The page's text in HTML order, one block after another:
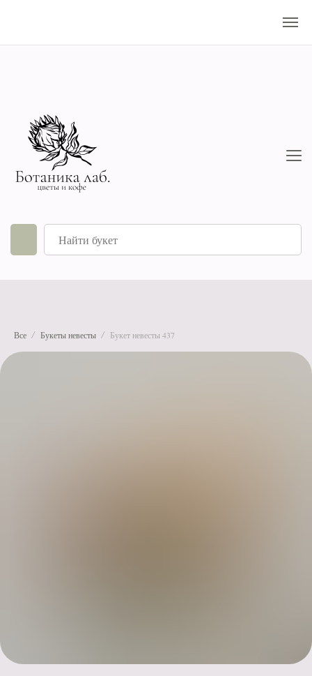
Все Букеты невесты Букет невесты 437